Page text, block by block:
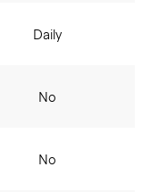
Daily
No
No